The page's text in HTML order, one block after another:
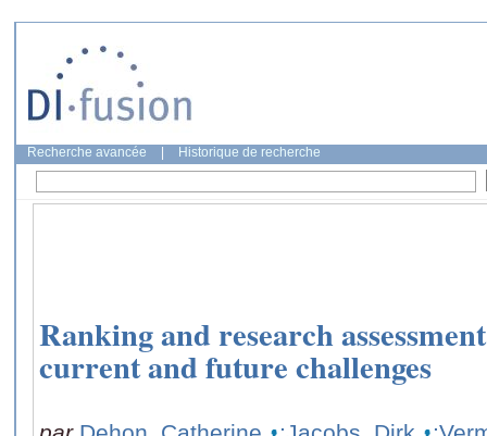
Recherche avancée Historique de recherche
Ranking and research
current and future challenges